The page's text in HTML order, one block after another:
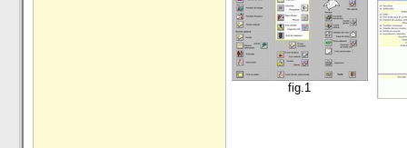
fig.1